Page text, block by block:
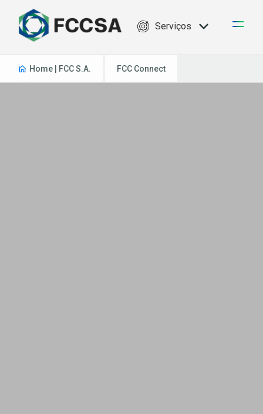
Serviços
Home | FCC S.A. FCC Connect